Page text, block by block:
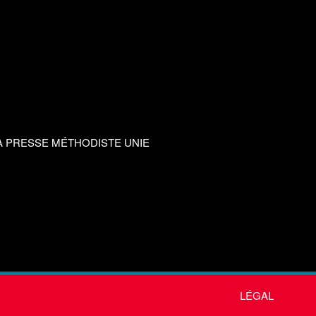
PRESSE MÉTHODISTE UNIE
LÉGAL